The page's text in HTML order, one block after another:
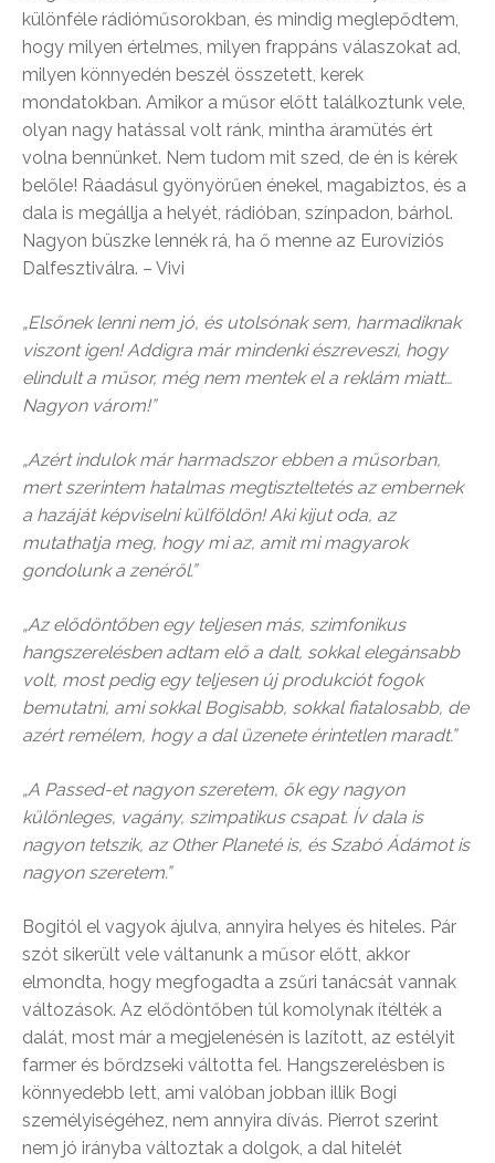
különféle rádióműsorokban, és mindig meglepődtem,
hogy milyen értelmes, milyen frappáns válaszokat ad,
milyen könnyedén beszél összetett, kerek
mondatokban. Amikor a műsor előtt találkoztunk vele,
olyan nagy hatással volt ránk, mintha áramütés ért
volna bennünket. Nem tudom mit szed, de én is kérek
belőle! Ráadásul gyönyörűen énekel, magabiztos, és a
dala is megállja a helyét, rádióban, színpadon, bárhol.
Nagyon büszke lennék rá, ha ő menne az Eurovíziós
Dalfesztiválra. – Vivi
„Elsőnek lenni nem jó, és utolsónak sem, harmadiknak
viszont igen! Addigra már mindenki észreveszi, hogy
elindult a műsor, még nem mentek el a reklám miatt…
Nagyon várom!”
„Azért indulok már harmadszor ebben a műsorban,
mert szerintem hatalmas megtiszteltetés az embernek
a hazáját képviselni külföldön! Aki kijut oda, az
mutathatja meg, hogy mi az, amit mi magyarok
gondolunk a zenéről.”
„Az elődöntőben egy teljesen más, szimfonikus
hangszerelésben adtam elő a dalt, sokkal elegánsabb
volt, most pedig egy teljesen új produkciót fogok
bemutatni, ami sokkal Bogisabb, sokkal fiatalosabb, de
azért remélem, hogy a dal üzenete érintetlen maradt.”
„A Passed-et nagyon szeretem, ők egy nagyon
különleges, vagány, szimpatikus csapat. Ív dala is
nagyon tetszik, az Other Planeté is, és Szabó Ádámot is
nagyon szeretem.”
Bogitól el vagyok ájulva, annyira helyes és hiteles. Pár
szót sikerült vele váltanunk a műsor előtt, akkor
elmondta, hogy megfogadta a zsűri tanácsát vannak
változások. Az elődöntőben túl komolynak ítélték a
dalát, most már a megjelenésén is lazított, az estélyit
farmer és bőrdzseki váltotta fel. Hangszerelésben is
könnyedebb lett, ami valóban jobban illik Bogi
személyiségéhez, nem annyira dívás. Pierrot szerint
nem jó irányba változtak a dolgok, a dal hitelét